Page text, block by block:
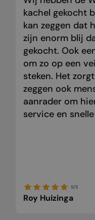
kachel gekocht
kan zeggen dat
zijn enorm blij
gekocht. Ook
om zo op een
steken. Het
zeggen ook
aanrader om
service en
5/5
Roy Huizinga